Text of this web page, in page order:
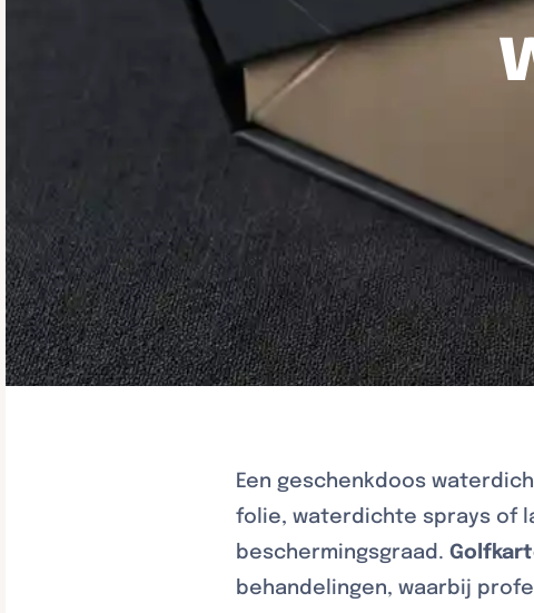
Een geschenkdoos
folie, waterdichte sprays of
beschermingsgraad.
behandelingen, waarbij